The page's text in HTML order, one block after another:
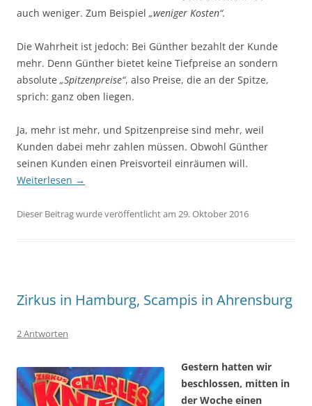
auch weniger. Zum Beispiel „weniger Kosten“.
Die Wahrheit ist jedoch: Bei Günther bezahlt der Kunde
mehr. Denn Günther bietet keine Tiefpreise an sondern
absolute „Spitzenpreise“, also Preise, die an der Spitze,
sprich: ganz oben liegen.
Ja, mehr ist mehr, und Spitzenpreise sind mehr, weil
Kunden dabei mehr zahlen müssen. Obwohl Günther
seinen Kunden einen Preisvorteil einräumen will.
Weiterlesen →
Dieser Beitrag wurde veröffentlicht am 29. Oktober 2016
Zirkus in Hamburg, Scampis in Ahrensburg
2 Antworten
Gestern hatten wir
beschlossen, mitten in
der Woche einen